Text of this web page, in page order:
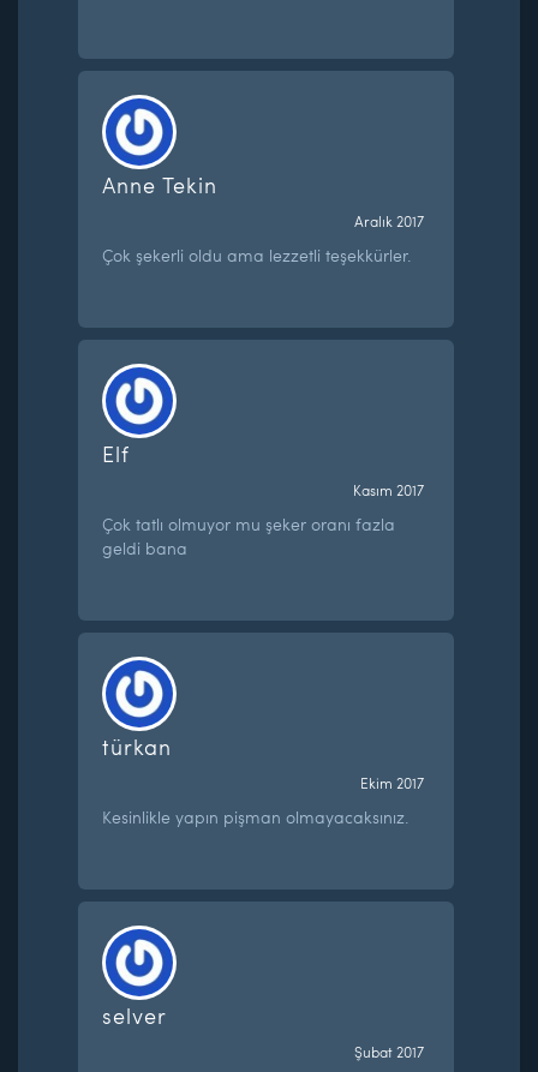
Anne Tekin
Aralık 2017
Çok şekerli oldu ama lezzetli teşekkürler.
Elf
Kasım 2017
Çok tatlı olmuyor mu şeker oranı fazla
geldi bana
türkan
Ekim 2017
Kesinlikle yapın pişman olmayacaksınız.
selver
Şubat 2017